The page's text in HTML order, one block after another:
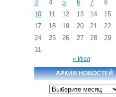
3
4 5 6 7
8
10
11 12 13 14
15
17
18 19 20 21
22
24
25 26 27 28
29
31
« Июл
АРХИВ НОВОСТЕЙ
Архив
новостей